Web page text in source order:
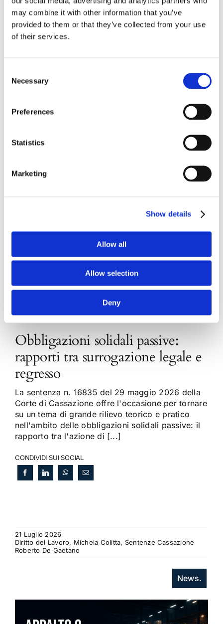
may combine it with other information that you’ve
provided to them or that they’ve collected from your use
of their services.
Selection
Necessary
Preferences
Statistics
Marketing
Show details
Allow all
Allow selection
Deny
Recent posts
Roberto De Gaetano
News.
Obbligazioni solidali passive:
rapporti tra surrogazione legale e
regresso
La sentenza n. 16835 del 29 maggio 2026 della
Corte di Cassazione offre l'occasione per tornare
su un tema di grande rilievo teorico e pratico
nell'ambito delle obbligazioni solidali passive: il
rapporto tra l'azione di [...]
CONDIVIDI SUI SOCIAL
21 Luglio 2026
Diritto del Lavoro, Michela Colitta, Sentenze Cassazione
Roberto De Gaetano
News.